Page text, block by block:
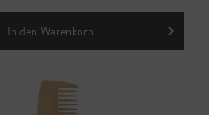
In den Warenkorb